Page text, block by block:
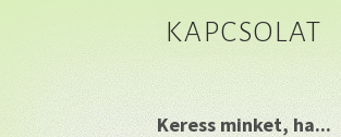
KAPCSOLAT
Keress minket, ha...